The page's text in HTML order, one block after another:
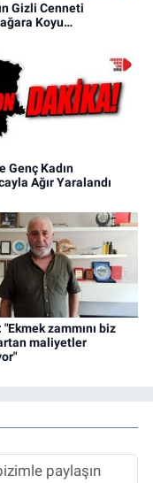
Gizli Cenneti
Koyu…
Genç Kadın
Ağır Yaralandı
zammını biz
maliyetler